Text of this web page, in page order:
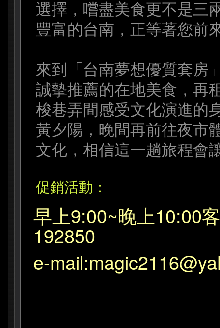
選擇，嚐盡美食更不是三
豐富的台南，正等著您前
來到「台南夢想優質套房
誠摰推薦的在地美食，再
梭巷弄間感受文化演進的
黃夕陽，晚間再前往夜市
文化，相信這一趟旅程會
促銷活動：
早上9:00~晚上10:00
192850
e-